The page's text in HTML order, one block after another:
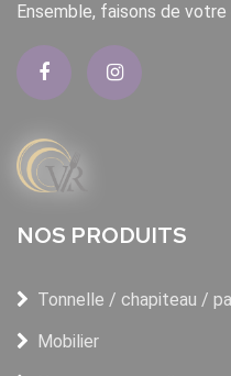
Ensemble, faisons de
NOS PRODUITS
Tonnelle / chapiteau /
Mobilier